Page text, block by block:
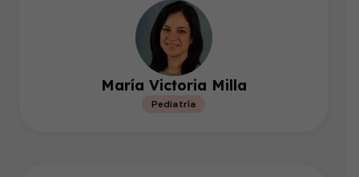
María Victoria Milla
Pediatría